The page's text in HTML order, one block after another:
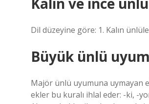
Dil düzeyine göre: 1. Kalın
Büyük ünlü
Majör ünlü uyumuna uymayan
ekler bu kuralı ihlal eder: -ki, -